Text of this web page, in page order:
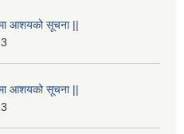
आशयको सूचना ||
आशयको सूचना ||